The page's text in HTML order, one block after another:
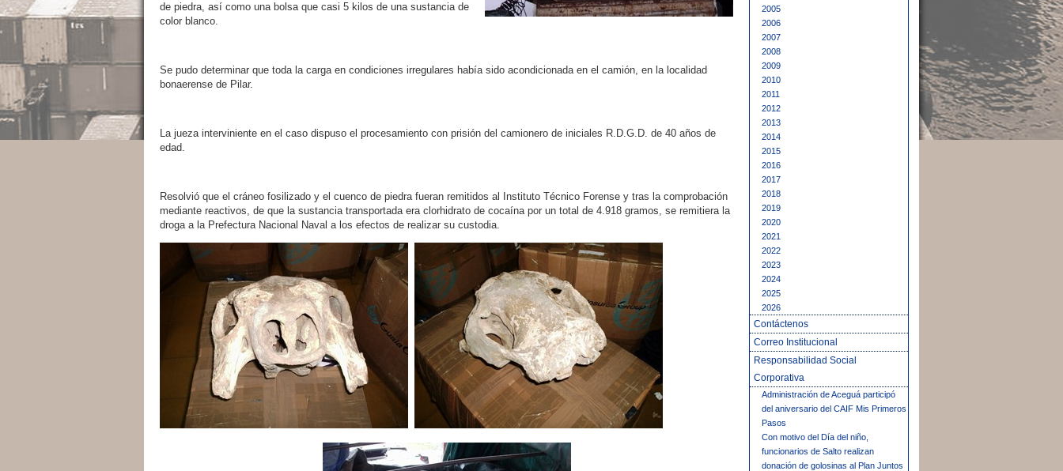
de piedra, así como una bolsa que casi 5 kilos de una sustancia de
color blanco.
Se pudo determinar que toda la carga en condiciones irregulares había sido acondicionada en el camión, en la localidad
bonaerense de Pilar.
La jueza interviniente en el caso dispuso el procesamiento con prisión del camionero de iniciales R.D.G.D. de 40 años de
edad.
Resolvió que el cráneo fosilizado y el cuenco de piedra fueran remitidos al Instituto Técnico Forense y tras la comprobación
mediante reactivos, de que la sustancia transportada era clorhidrato de cocaína por un total de 4.918 gramos, se remitiera la
droga a la Prefectura Nacional Naval a los efectos de realizar su custodia.
2005
2006
2007
2008
2009
2010
2011
2012
2013
2014
2015
2016
2017
2018
2019
2020
2021
2022
2023
2024
2025
2026
Contáctenos
Correo Institucional
Responsabilidad Social
Corporativa
Administración de Aceguá participó
del aniversario del CAIF Mis Primeros
Pasos
Con motivo del Día del niño,
funcionarios de Salto realizan
donación de golosinas al Plan Juntos